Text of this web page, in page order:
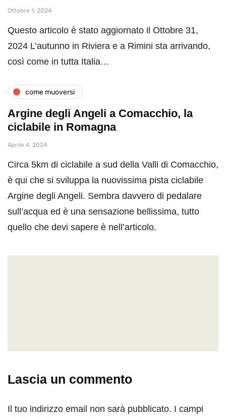
Ottobre 1, 2024
Questo articolo è stato aggiornato il Ottobre 31,
2024 L’autunno in Riviera e a Rimini sta arrivando,
così come in tutta Italia…
come muoversi
Argine degli Angeli a Comacchio, la
ciclabile in Romagna
Aprile 4, 2024
Circa 5km di ciclabile a sud della Valli di Comacchio,
è qui che si sviluppa la nuovissima pista ciclabile
Argine degli Angeli. Sembra davvero di pedalare
sull’acqua ed è una sensazione bellissima, tutto
quello che devi sapere è nell’articolo.
Lascia un commento
Il tuo indirizzo email non sarà pubblicato. I campi